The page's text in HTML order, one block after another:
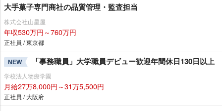
大手菓子専門商社の品質管理・監査担当
株式会社山星屋
年収530万円～760万円
正社員 / 東京都
NEW 「事務職員」大学職員デビュー歓迎年間休日130日以上
学校法人物療学園
月給27万8,000円～31万5,500円
正社員 / 大阪府